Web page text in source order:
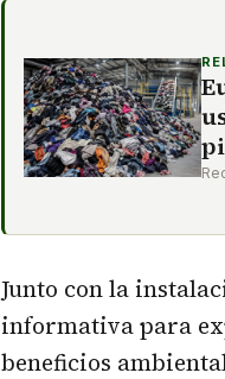
Junto con la
informativa para
beneficios